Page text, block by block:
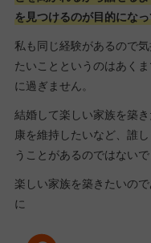
を見つけるのが目的にな
私も同じ経験があるので
たいことというのはあく
に過ぎません。
結婚して楽しい家族を築
康を維持したいなど、誰
うことがあるのではないで
楽しい家族を築きたいの
に